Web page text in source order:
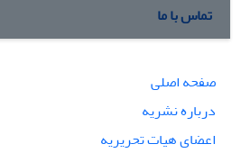
تماس با ما
صفحه اصلی
درباره نشریه
اعضای هیات تحریریه